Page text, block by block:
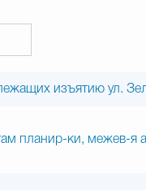
изъятию ул.
планир-ки, межев-я